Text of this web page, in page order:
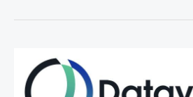
Datavault
programa